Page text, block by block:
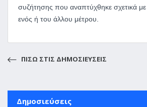
συζήτησης που αναπτύχθηκε σχετικά με
ενός ή του άλλου μέτρου.
ΠΙΣΩ ΣΤΙΣ ΔΗΜΟΣΙΕΥΣΕΙΣ
Δημοσιεύσεις